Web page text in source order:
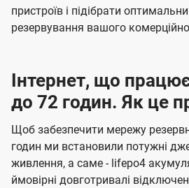
пристроїв і підібрати
резервування вашого
Інтернет, що
до 72 годин. Як це
Щоб забезпечити мережу
годин ми встановили потужні
живлення, а саме - lifepo4
ймовірні довготривалі